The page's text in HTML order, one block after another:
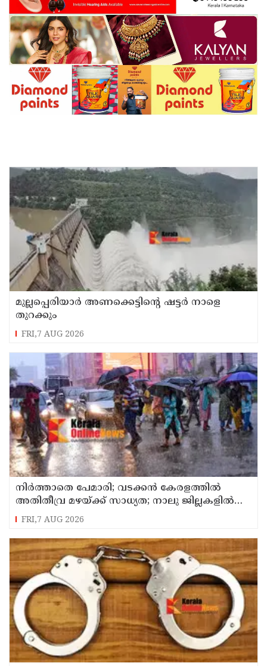
മുല്ലപ്പെരിയാർ അണക്കെട്ടിൻ്റെ ഷട്ടർ നാളെ
തുറക്കും
FRI,7 AUG 2026
നിർത്താതെ പേമാരി; വടക്കന്‍ കേരളത്തില്‍
അതിതീവ്ര മഴയ്ക്ക് സാധ്യത; നാലു ജില്ലകളില്‍
റെഡ് അലര്‍ട്ട്
FRI,7 AUG 2026